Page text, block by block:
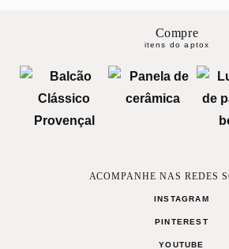
Compre
itens do aptox
ACOMPANHE NAS REDES
INSTAGRAM
PINTEREST
YOUTUBE